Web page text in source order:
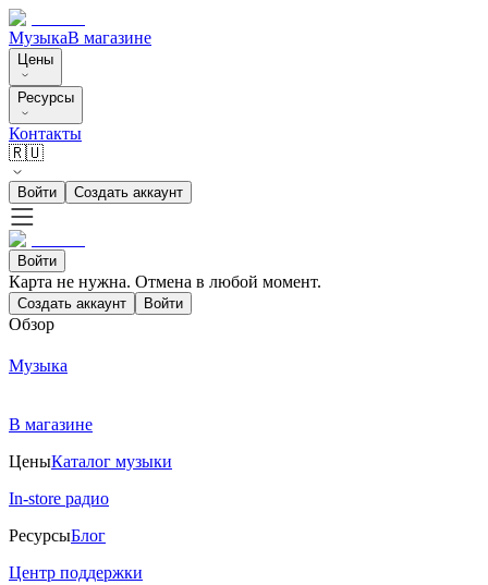
МузыкаВ магазине
Цены
Ресурсы
Контакты
🇷🇺
Войти Создать аккаунт
Войти
Карта не нужна. Отмена в любой момент.
Создать аккаунт Войти
Обзор
Музыка
В магазине
ЦеныКаталог музыки
In-store радио
РесурсыБлог
Центр поддержки